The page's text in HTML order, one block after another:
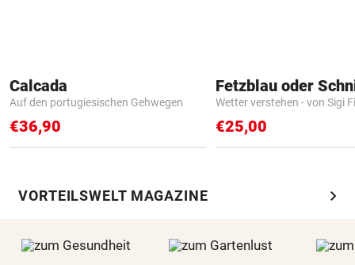
Calcada
Auf den portugiesischen Gehwegen
€36,90
Fetzblau oder
Wetter verstehen - von Sigi
€25,00
VORTEILSWELT MAGAZINE chevron_right